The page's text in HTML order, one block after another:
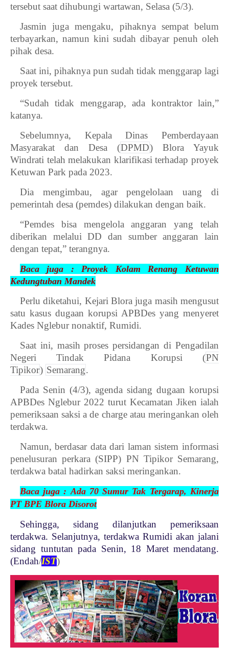
tersebut saat dihubungi wartawan, Selasa (5/3).
Jasmin juga mengaku, pihaknya sempat belum
terbayarkan, namun kini sudah dibayar penuh oleh
pihak desa.
Saat ini, pihaknya pun sudah tidak menggarap lagi
proyek tersebut.
“Sudah tidak menggarap, ada kontraktor lain,”
katanya.
Sebelumnya, Kepala Dinas Pemberdayaan
Masyarakat dan Desa (DPMD) Blora Yayuk
Windrati telah melakukan klarifikasi terhadap proyek
Ketuwan Park pada 2023.
Dia mengimbau, agar pengelolaan uang di
pemerintah desa (pemdes) dilakukan dengan baik.
“Pemdes bisa mengelola anggaran yang telah
diberikan melalui DD dan sumber anggaran lain
dengan tepat,” terangnya.
Baca juga : Proyek Kolam Renang Ketuwan
Kedungtuban Mandek
Perlu diketahui, Kejari Blora juga masih mengusut
satu kasus dugaan korupsi APBDes yang menyeret
Kades Nglebur nonaktif, Rumidi.
Saat ini, masih proses persidangan di Pengadilan
Ne­geri Tindak Pidana Korupsi (PN
Tipikor) Semarang.
Pada Senin (4/3), agenda sidang dugaan korupsi
APBDes Nglebur 2022 turut Kecamatan Jiken ialah
pemeriksaan saksi a de charge atau meringankan oleh
terdakwa.
Namun, berdasar data dari laman sistem informasi
penelusuran perkara (SIPP) PN Tipikor Semarang,
terdakwa batal hadirkan saksi meringankan.
Baca juga : Ada 70 Sumur Tak Tergarap, Kinerja
PT BPE Blora Disorot
Sehingga, sidang dilanjutkan pemeriksaan
terdakwa. Selanjutnya, terdakwa Rumidi akan jalani
sidang tuntutan pada Senin, 18 Maret mendatang.
(Endah/IST)